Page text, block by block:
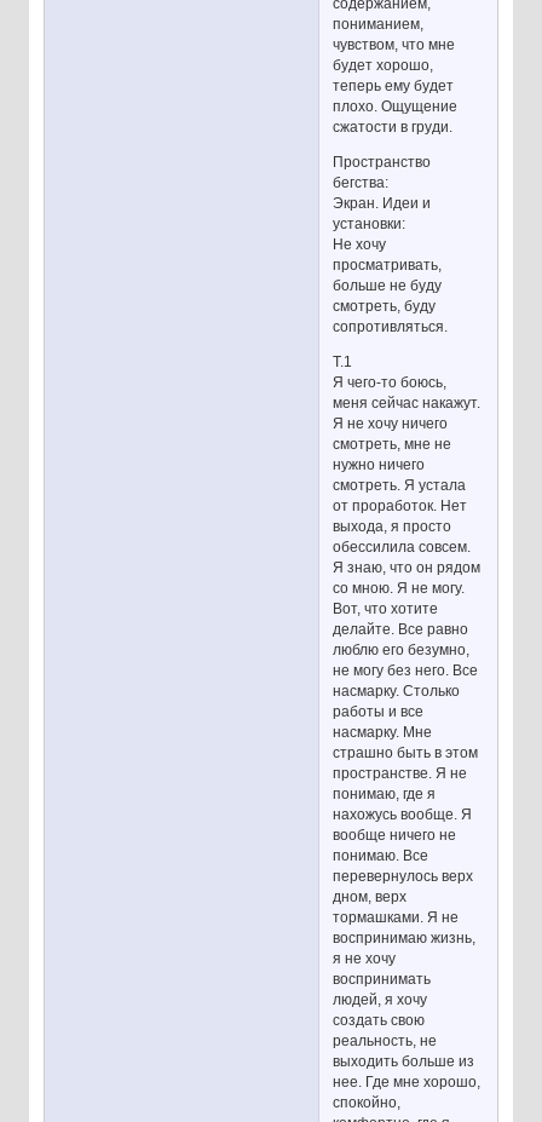
содержанием,
пониманием,
чувством, что мне
будет хорошо,
теперь ему будет
плохо. Ощущение
сжатости в груди.
Пространство
бегства:
Экран. Идеи и
установки:
Не хочу
просматривать,
больше не буду
смотреть, буду
сопротивляться.
Т.1
Я чего-то боюсь,
меня сейчас накажут.
Я не хочу ничего
смотреть, мне не
нужно ничего
смотреть. Я устала
от проработок. Нет
выхода, я просто
обессилила совсем.
Я знаю, что он рядом
со мною. Я не могу.
Вот, что хотите
делайте. Все равно
люблю его безумно,
не могу без него. Все
насмарку. Столько
работы и все
насмарку. Мне
страшно быть в этом
пространстве. Я не
понимаю, где я
нахожусь вообще. Я
вообще ничего не
понимаю. Все
перевернулось верх
дном, верх
тормашками. Я не
воспринимаю жизнь,
я не хочу
воспринимать
людей, я хочу
создать свою
реальность, не
выходить больше из
нее. Где мне хорошо,
спокойно,